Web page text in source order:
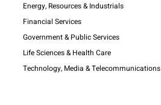
Energy, Resources & Industrials
Financial Services
Government & Public Services
Life Sciences & Health Care
Technology, Media & Telecommunications